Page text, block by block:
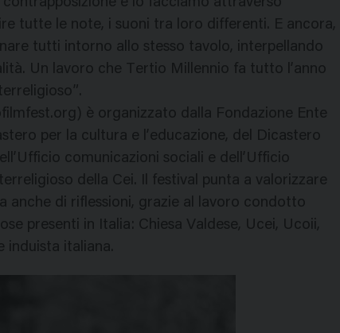
tutte le note, i suoni tra loro differenti. E ancora,
tutti intorno allo stesso tavolo, interpellando
Un lavoro che Tertio Millennio fa tutto l’anno
è organizzato dalla Fondazione Ente
per la cultura e l’educazione, del Dicastero
comunicazioni sociali e dell’Ufficio
della Cei. Il festival punta a valorizzare
anche di riflessioni, grazie al lavoro condotto
presenti in Italia: Chiesa Valdese, Ucei, Ucoii,
induista italiana.